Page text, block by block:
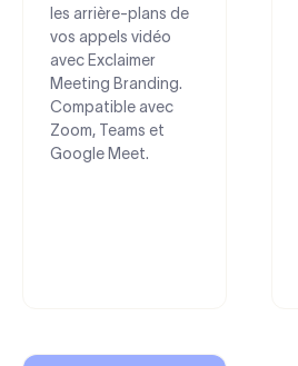
les arrière-plans de
vos appels vidéo
avec Exclaimer
Meeting Branding.
Compatible avec
Zoom, Teams et
Google Meet.